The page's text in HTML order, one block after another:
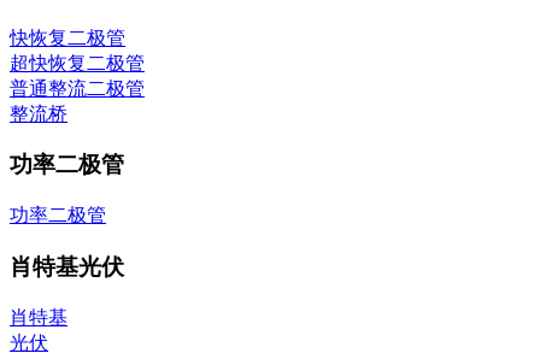
快恢复二极管
超快恢复二极管
普通整流二极管
整流桥
功率二极管
功率二极管
肖特基光伏
肖特基
光伏